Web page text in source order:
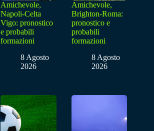
Amichevole,
Napoli-Celta
Vigo: pronostico
e probabili
formazioni
8 Agosto
2026
Amichevole,
Brighton-Roma:
pronostico e
probabili
formazioni
8 Agosto
2026